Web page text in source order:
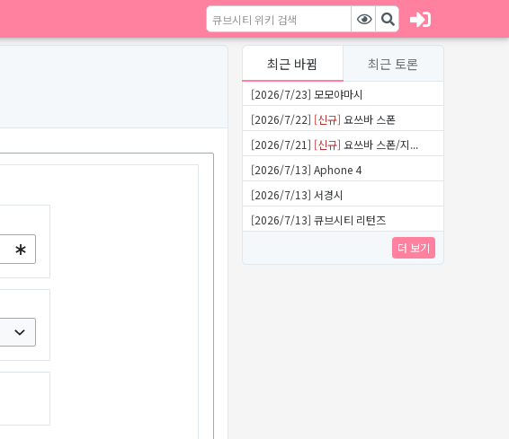
최근 바뀜 최근 토론
[2026/7/23] 모모야마시
[2026/7/22] [신규] 요쓰바 스폰
[2026/7/21] [신규] 요쓰바 스폰/지...
[2026/7/13] Aphone 4
[2026/7/13] 서경시
[2026/7/13] 큐브시티 리턴즈
더 보기